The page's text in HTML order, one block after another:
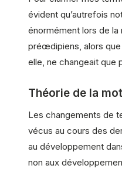
évident qu’autrefois
énormément lors de
préœdipiens, alors que
elle, ne changeait que
Théorie de la
Les changements de
vécus au cours des
au développement
non aux